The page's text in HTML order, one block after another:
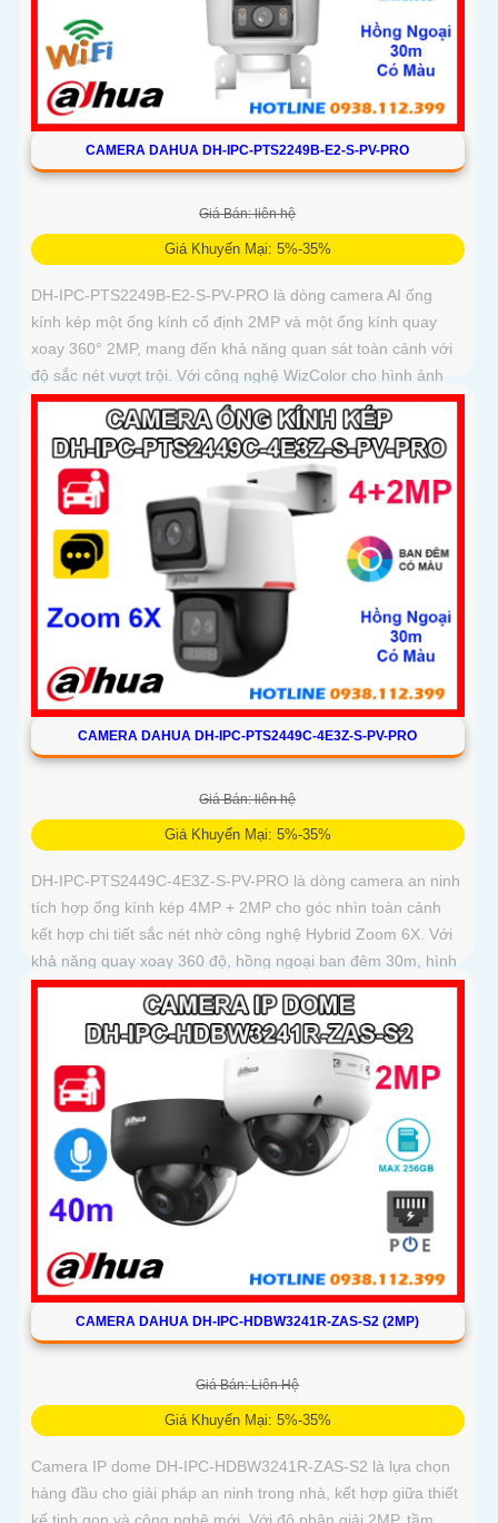
CAMERA DAHUA DH-IPC-PTS2249B-E2-S-PV-PRO
Giá Bán: liên hệ
Giá Khuyến Mại: 5%-35%
DH-IPC-PTS2249B-E2-S-PV-PRO là dòng camera AI ống
kính kép một ống kính cố định 2MP và một ống kính quay
xoay 360° 2MP, mang đến khả năng quan sát toàn cảnh với
độ sắc nét vượt trội. Với công nghệ WizColor cho hình ảnh
màu sắc sống động cả ban đêm, hỗ trợ đàm thoại hai chiều,
phát hiện chính xác người và phương tiện, cùng khả năng
lưu trữ qua khe cắm thẻ nhớ 256GB chuẩn IP66
CAMERA DAHUA DH-IPC-PTS2449C-4E3Z-S-PV-PRO
Giá Bán: liên hệ
Giá Khuyến Mại: 5%-35%
DH-IPC-PTS2449C-4E3Z-S-PV-PRO là dòng camera an ninh
tích hợp ống kính kép 4MP + 2MP cho góc nhìn toàn cảnh
kết hợp chi tiết sắc nét nhờ công nghệ Hybrid Zoom 6X. Với
khả năng quay xoay 360 độ, hồng ngoại ban đêm 30m, hình
ảnh màu chuẩn sắc nhờ WizColor và tính năng đàm thoại hai
chiều mang đến trải nghiệm giám sát chủ động và chính xác
CAMERA DAHUA DH-IPC-HDBW3241R-ZAS-S2 (2MP)
Giá Bán: Liên Hệ
Giá Khuyến Mại: 5%-35%
Camera IP dome DH-IPC-HDBW3241R-ZAS-S2 là lựa chọn
hàng đầu cho giải pháp an ninh trong nhà, kết hợp giữa thiết